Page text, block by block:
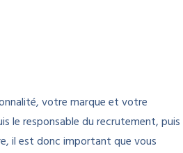
votre marque et votre
le responsable du recrutement, puis
il est donc important que vous